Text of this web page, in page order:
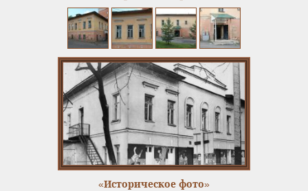
«Историческое фото»